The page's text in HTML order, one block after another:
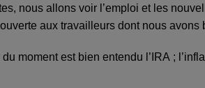
nous allons voir l’emploi et les
aux travailleurs dont nous avons
moment est bien entendu l’IRA ;